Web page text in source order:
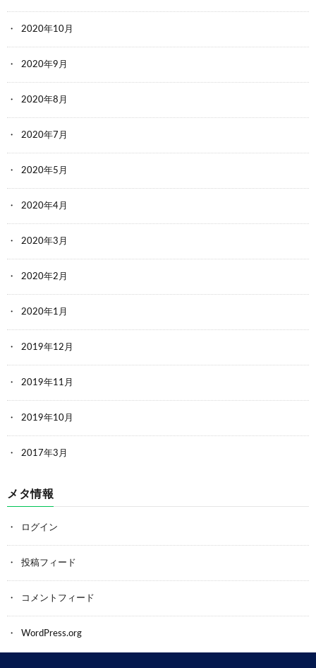
2020年10月
2020年9月
2020年8月
2020年7月
2020年5月
2020年4月
2020年3月
2020年2月
2020年1月
2019年12月
2019年11月
2019年10月
2017年3月
メタ情報
ログイン
投稿フィード
コメントフィード
WordPress.org